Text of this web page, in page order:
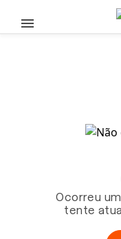
Pular para o conteúdo
Ocorreu
tente